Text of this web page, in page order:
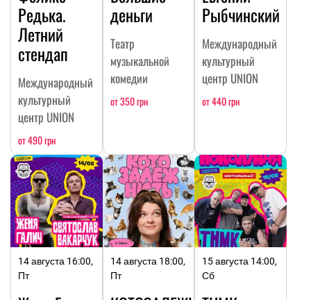
Редька.
Летний
стендап
Международный
культурный
центр UNION
от 490 грн
деньги
Театр
музыкальной
комедии
от 350 грн
Рыбчинский
Международный
культурный
центр UNION
от 440 грн
14 августа 16:00,
Пт
14 августа 18:00,
Пт
15 августа 14:00,
Сб